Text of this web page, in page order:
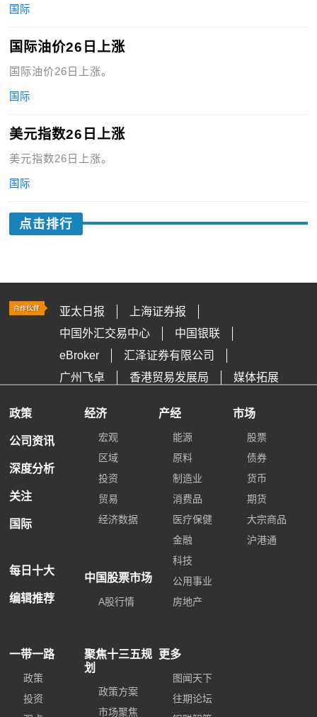
国际
国际油价26日上涨
国际油价26日上涨。
国际
美元指数26日上涨
美元指数26日上涨。
国际
点击排行
亚太日报
上海证券报
中国外汇交易中心
中国银联
eBroker
汇泽证券有限公司
广州飞卓
香港贸易发展局 媒体拓展
政策
公司资讯
深度分析
关注
国际
每日十大
编辑推荐
经济
宏观
区域
投资
贸易
经济数据
中国股票市场
A股行情
产经
能源
原料
制造业
消费品
医疗保健
金融
科技
公用事业
房地产
市场
股票
债券
货币
期货
大宗商品
沪港通
一带一路
政策
投资
聚焦十三五规
划
政策方案
市场聚焦
更多
图闻天下
往期论坛